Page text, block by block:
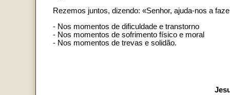
Rezemos juntos, dizendo: «Senhor, ajuda-nos a
- Nos momentos de dificuldade e transtorno
- Nos momentos de sofrimento físico e moral
- Nos momentos de trevas e solidão.